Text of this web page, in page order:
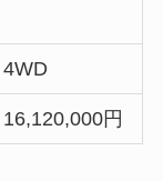
4WD
16,120,000円